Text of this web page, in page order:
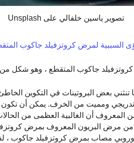
تصوير ياسين خلفالي على Unsplash
السببية لمرض كروتزفيلد جاكوب
بعض البروتينات في التكوين
ومميت من الخرف. يمكن أن تكون
المعروف أن الغالبية العظمى من
أكثر من 5000 فرد من أصل أوروبي مصاب بمرض